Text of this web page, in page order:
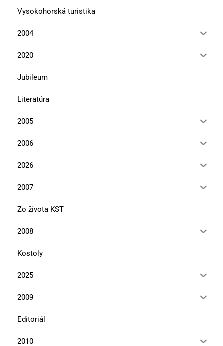
Vysokohorská turistika
2004
2020
Jubileum
Literatúra
2005
2006
2026
2007
Zo života KST
2008
Kostoly
2025
2009
Editoriál
2010